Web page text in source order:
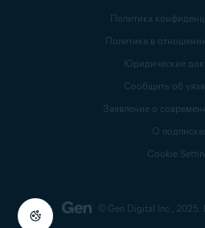
© Gen Digital Inc., 2025.
Политика
Политика в
Юридические
Сообщить об
Заявление о
О
Cookie